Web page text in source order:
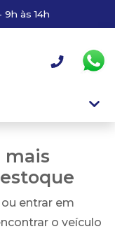
9h às 14h
mais
entrar em
o veículo